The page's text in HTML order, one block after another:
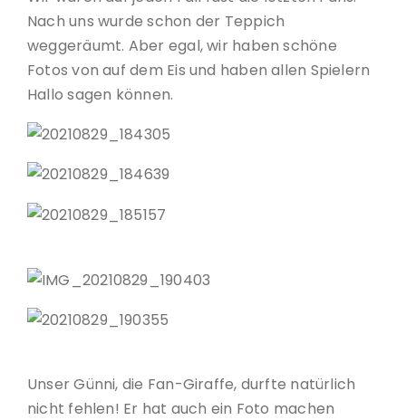
Nach uns wurde schon der Teppich
weggeräumt. Aber egal, wir haben schöne
Fotos von auf dem Eis und haben allen Spielern
Hallo sagen können.
Unser Günni, die Fan-Giraffe, durfte natürlich
nicht fehlen! Er hat auch ein Foto machen